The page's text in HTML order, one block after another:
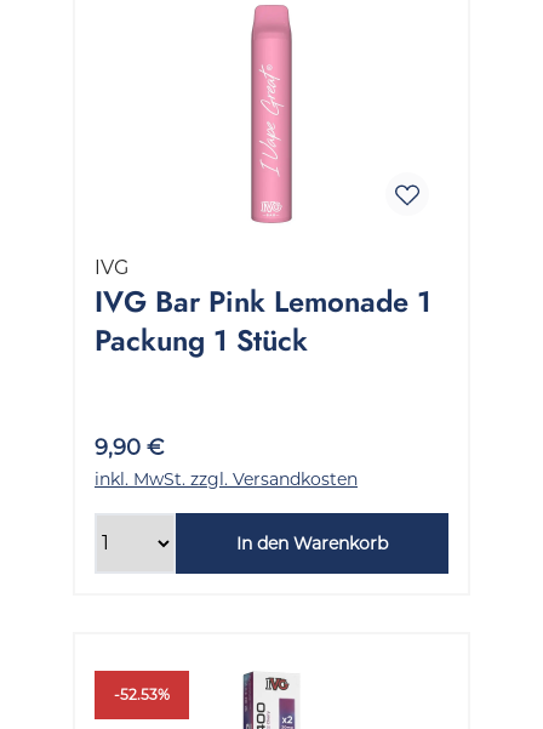
IVG
IVG Bar Pink Lemonade 1
Packung 1 Stück
9,90 €
inkl. MwSt. zzgl. Versandkosten
In den Warenkorb
-52.53%